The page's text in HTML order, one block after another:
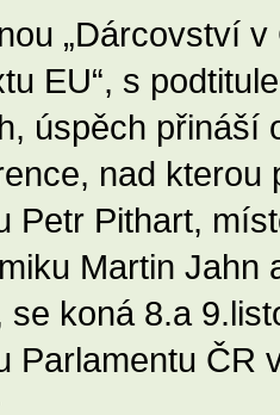
„Dárcovství
EU“, s
úspěch přináší
nad kterou
Petr Pithart,
Martin Jahn
se koná 8.a
Parlamentu ČR